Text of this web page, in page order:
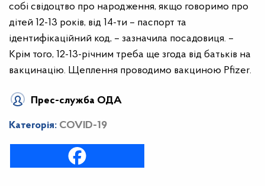
собі свідоцтво про народження, якщо говоримо про
дітей 12-13 років, від 14-ти – паспорт та
ідентифікаційний код, – зазначила посадовиця. –
Крім того, 12-13-річним треба ще згода від батьків на
вакцинацію. Щеплення проводимо вакциною Pfizer.
Прес-служба ОДА
Категорія: COVID-19